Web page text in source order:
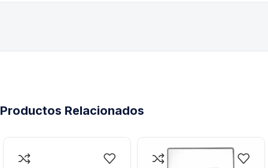
Productos Relacionados